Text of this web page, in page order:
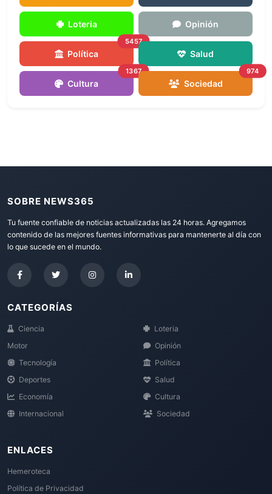
Loteria Opinión
Política
5457
Salud
Cultura
1367
Sociedad
974
SOBRE NEWS365
Tu fuente confiable de noticias actualizadas las 24 horas. Agregamos
contenido de las mejores fuentes informativas para mantenerte al día con
lo que sucede en el mundo.
CATEGORÍAS
Ciencia
Motor
Tecnología
Deportes
Economía
Internacional
Loteria
Opinión
Política
Salud
Cultura
Sociedad
ENLACES
Hemeroteca
Política de Privacidad